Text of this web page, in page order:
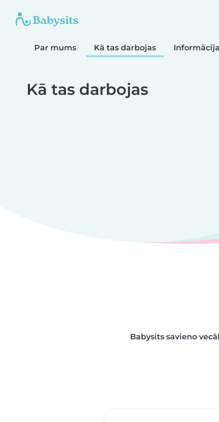
Par mums Kā tas darbojas
Kā tas darbojas
Babysits savieno